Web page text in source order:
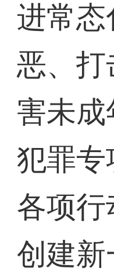
进常态
恶、打
害未
犯罪专
各项行
创建新